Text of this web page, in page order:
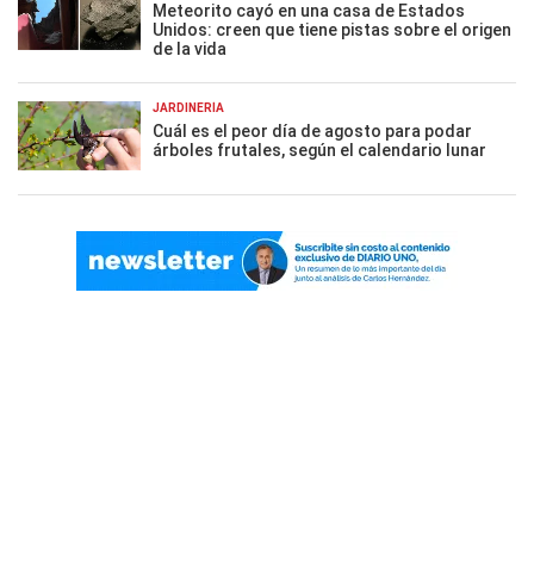
Meteorito cayó en una casa de Estados
Unidos: creen que tiene pistas sobre el origen
de la vida
JARDINERÍA
Cuál es el peor día de agosto para podar
árboles frutales, según el calendario lunar